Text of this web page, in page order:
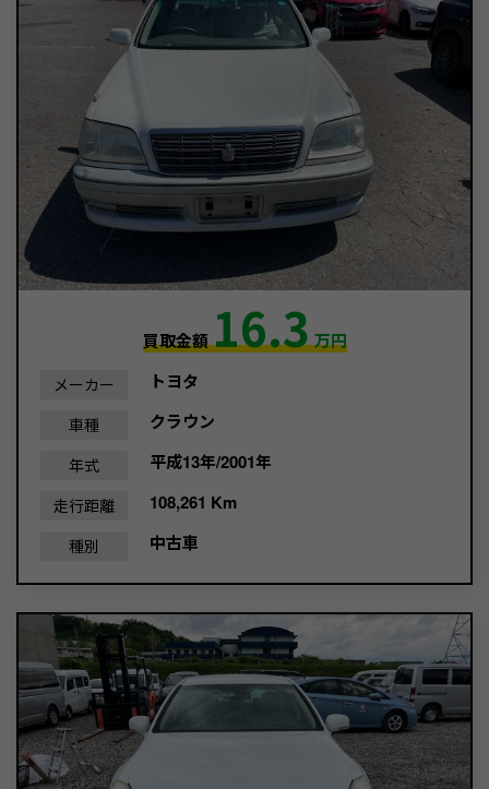
買取金額16.3万円
メーカー トヨタ
車種 クラウン
年式 平成13年/2001年
走行距離 108,261 Km
種別 中古車